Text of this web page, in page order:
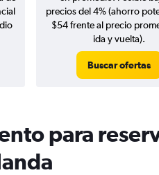
precios del 4% (ahorro
$54 frente al precio
ida y vuelta).
Buscar ofertas
para